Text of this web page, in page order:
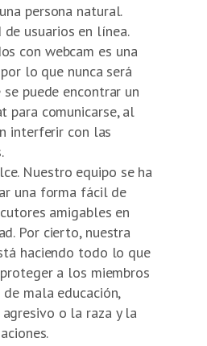
persona natural.
de usuarios en línea.
con webcam es una
lo que nunca será
se puede encontrar un
para comunicarse, al
interferir con las
Nuestro equipo se ha
una forma fácil de
amigables en
Por cierto, nuestra
haciendo todo lo que
a los miembros
mala educación,
o la raza y la